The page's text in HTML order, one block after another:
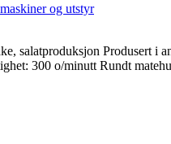
og utstyr
salatproduksjon Produsert i
300 o/minutt Rundt